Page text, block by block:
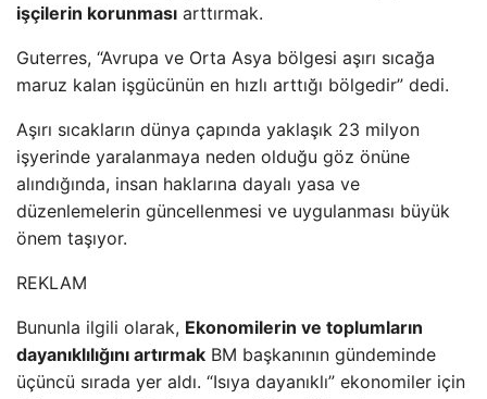
işçilerin korunması arttırmak.
Guterres, “Avrupa ve Orta Asya bölgesi aşırı sıcağa
maruz kalan işgücünün en hızlı arttığı bölgedir” dedi.
Aşırı sıcakların dünya çapında yaklaşık 23 milyon
işyerinde yaralanmaya neden olduğu göz önüne
alındığında, insan haklarına dayalı yasa ve
düzenlemelerin güncellenmesi ve uygulanması büyük
önem taşıyor.
REKLAM
Bununla ilgili olarak, Ekonomilerin ve toplumların
dayanıklılığını artırmak BM başkanının gündeminde
üçüncü sırada yer aldı. “Isıya dayanıklı” ekonomiler için